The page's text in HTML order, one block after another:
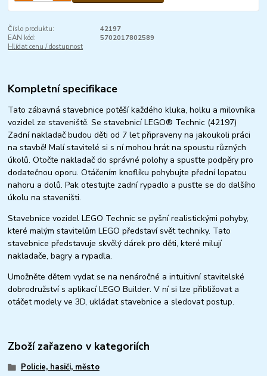
Číslo produktu:
42197
EAN kód:
5702017802589
Hlídat cenu / dostupnost
Kompletní specifikace
Tato zábavná stavebnice potěší každého kluka, holku a milovníka
vozidel ze staveniště. Se stavebnicí LEGO® Technic (42197)
Zadní nakladač budou děti od 7 let připraveny na jakoukoli práci
na stavbě! Malí stavitelé si s ní mohou hrát na spoustu různých
úkolů. Otočte nakladač do správné polohy a spusťte podpěry pro
dodatečnou oporu. Otáčením knoflíku pohybujte přední lopatou
nahoru a dolů. Pak otestujte zadní rypadlo a pusťte se do dalšího
úkolu na staveništi.
Stavebnice vozidel LEGO Technic se pyšní realistickými pohyby,
které malým stavitelům LEGO představí svět techniky. Tato
stavebnice představuje skvělý dárek pro děti, které milují
nakladače, bagry a rypadla.
Umožněte dětem vydat se na nenáročné a intuitivní stavitelské
dobrodružství s aplikací LEGO Builder. V ní si lze přibližovat a
otáčet modely ve 3D, ukládat stavebnice a sledovat postup.
Zboží zařazeno v kategoriích
Policie, hasiči, město